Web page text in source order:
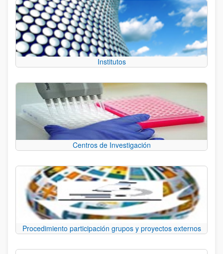
Institutos
Centros de Investigación
Procedimiento participación grupos y proyectos externos